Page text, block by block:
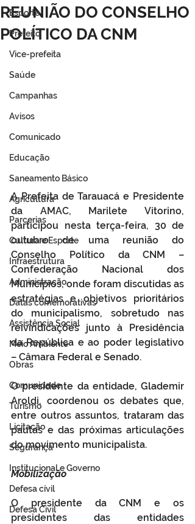
Esporte
Prefeito
Vice-prefeita
Saúde
Campanhas
Avisos
Comunicado
Educação
Saneamento Básico
Agricultura
Parcerias
Cultura e Esporte
Infraestrutura
Administração
Datas comemorativas
Assistência Social
Meio Ambiente
Obras
Comunidade
Turismo
Licitação
Segurança
Institucional e Governo
Defesa cívil
Defesa Civil
REUNIÃO DO CONSELHO
POLÍTICO DA CNM
A Prefeita de Tarauacá e Presidente
da AMAC, Marilete Vitorino,
participou nesta terça-feira, 30 de
outubro de uma reunião do
Conselho Político da CNM –
Confederação Nacional dos
Municípios, onde foram discutidas as
estratégias e objetivos prioritários
do municipalismo, sobretudo nas
reivindicações junto à Presidência
da República e ao poder legislativo
– Câmara Federal e Senado.
O presidente da entidade, Glademir
Aroldi, coordenou os debates que,
entre outros assuntos, trataram das
pautas e das próximas articulações
do movimento municipalista.
Mobilização
O presidente da CNM e os
presidentes das entidades